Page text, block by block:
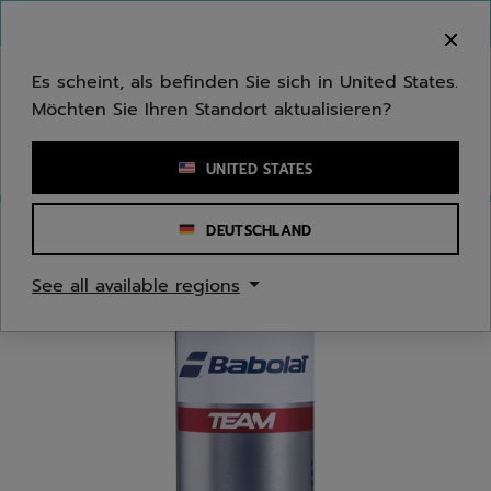
Stichwort oder Artikelnummer eingeben
Es scheint, als befinden Sie sich in United States.
Möchten Sie Ihren Standort aktualisieren?
UNITED STATES
DEUTSCHLAND
See all available regions